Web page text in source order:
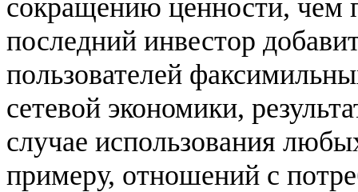
сокращению ценности, чем
последний инвестор
пользователей
сетевой экономики,
случае использования
примеру, отношений с